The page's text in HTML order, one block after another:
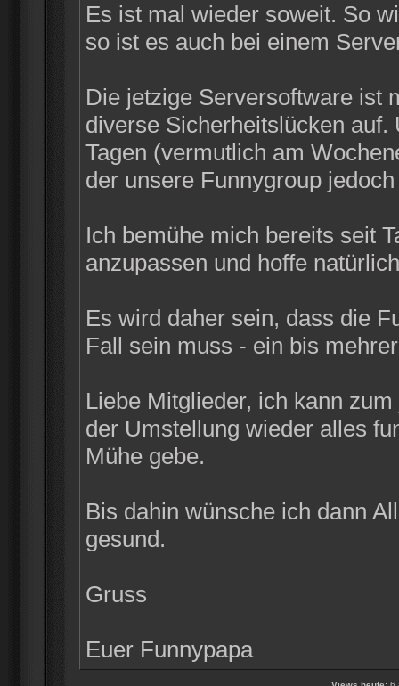
Es ist mal wieder soweit. So
so ist es auch bei einem
Die jetzige Serversoftware ist
diverse Sicherheitslücken
Tagen (vermutlich am
der unsere Funnygroup
Ich bemühe mich bereits seit
anzupassen und hoffe
Es wird daher sein, dass die
Fall sein muss - ein bis
Liebe Mitglieder, ich kann
der Umstellung wieder alles
Mühe gebe.
Bis dahin wünsche ich dann
gesund.
Gruss
Euer Funnypapa